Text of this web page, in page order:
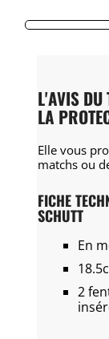
L'AVIS DU
LA
Elle vous
matchs ou
FICHE
SCHUTT
En
2